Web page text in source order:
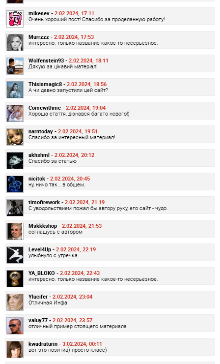
mikesev - 2.02.2024, 17:11
Очень хороший пост! Спасибо за проделанную работу!
Murrzzz - 2.02.2024, 17:53
интересно. только название какое-то несерьезное.
Wolfenstein93 - 2.02.2024, 18:11
Дякую за цікавий матеріал!
Thisismagic8 - 2.02.2024, 18:56
А чи давно запустили цей сайт?
Comewithme - 2.02.2024, 19:04
Хороша стаття, дізнався багато нового!)
narntoday - 2.02.2024, 19:51
Спасибо за интересный материал!
akhshml - 2.02.2024, 20:12
Спасибо за статью
nicitok - 2.02.2024, 20:45
ну, ничо так… в общем.
timofirework - 2.02.2024, 21:19
С уводольствием пожал бы автору руку, его сайт - чудо.
Mskkkshop - 2.02.2024, 21:53
соглашусь с автором
Level4Up - 2.02.2024, 22:19
улыбнуло с утречка
YA_BLOKO - 2.02.2024, 22:43
интересно. только название какое-то несерьезное.
Ylucifer - 2.02.2024, 23:04
Отличная Инфа
valuy77 - 2.02.2024, 23:57
отличный пример стоящего материала
kwadraturin - 3.02.2024, 00:11
вот это позитив) просто класс)